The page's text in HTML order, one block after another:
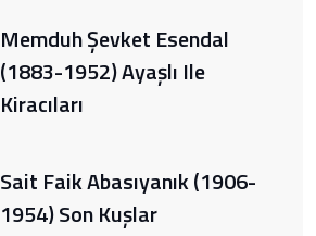
Memduh Şevket Esendal
(1883-1952) Ayaşlı Ile
Kiracıları
Sait Faik Abasıyanık (1906-
1954) Son Kuşlar